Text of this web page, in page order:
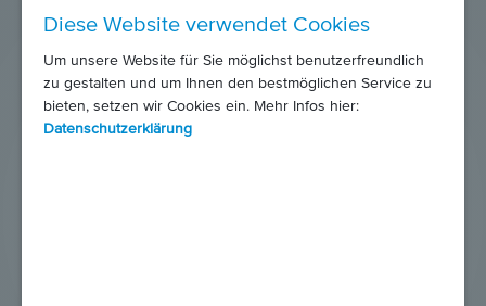
Nach 48 Jahren Engagement für Kinder, zuletzt 11
Jahre als Geschäftsführerin von Rettet das Kind NÖ,
übergab Monika Franta am 1. Oktober 2025 im
Schloss Judenau die Leitung feierlich an Gerhard
Diese Website verwendet Cookies
Um unsere Website für Sie möglichst benutzerfreundlich
zu gestalten und um Ihnen den bestmöglichen Service zu
bieten, setzen wir Cookies ein. Mehr Infos hier:
Datenschutzerklärung